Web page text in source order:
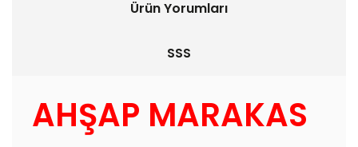
Ürün Yorumları
SSS
AHŞAP MARAKAS